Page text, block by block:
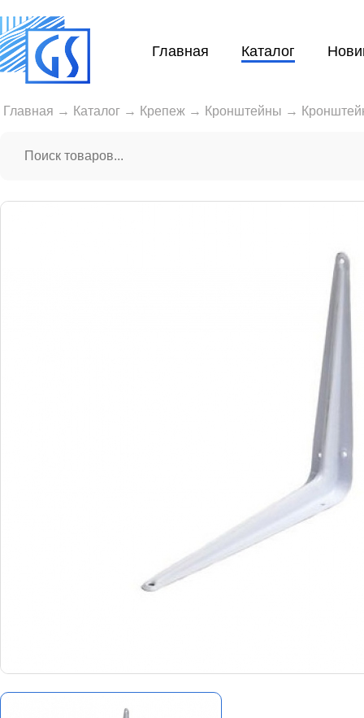
Главная Каталог
Главная → Каталог → Крепеж → Кронштейны →